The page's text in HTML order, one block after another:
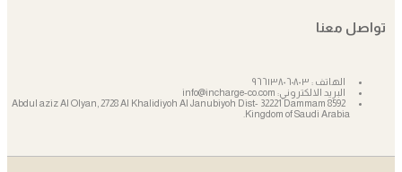
تواصل معنا
الهاتف : ٩٦٦١٣٨٠٦٠٨٠٣
البريد الالكتروني: info@incharge-co.com
8592 Abdul aziz Al Olyan, 2728 Al Khalidiyoh Al Janubiyoh Dist- 32221 Dammam
Kingdom of Saudi Arabia.